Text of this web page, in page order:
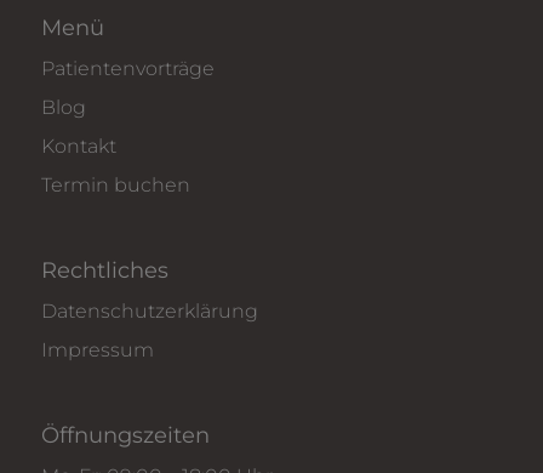
Menü
Patientenvorträge
Blog
Kontakt
Termin buchen
Rechtliches
Datenschutzerklärung
Impressum
Öffnungszeiten